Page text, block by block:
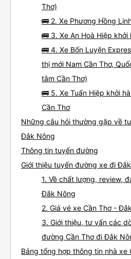
Thơ)
🚌 2. Xe Phương Hồng
🚌 3. Xe An Hoà Hiệp khởi
🚌 4. Xe Bốn Luyện
thị mới Nam Cần Thơ,
tâm Cần Thơ)
🚌 5. Xe Tuấn Hiệp khởi
Cần Thơ
Những câu hỏi thường gặp về
Đắk Nông
Thông tin tuyến đường
Giới thiệu tuyến đường xe đi
1. Về chất lượng, review,
Đắk Nông
2. Giá vé xe Cần Thơ -
3. Giới thiệu, tư vấn các
đường Cần Thơ đi Đắk
Bảng tổng hợp thông tin nhà xe